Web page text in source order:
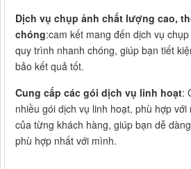
Dịch vụ chụp ảnh chất lượng cao,
chóng:cam kết mang đến dịch vụ
quy trình nhanh chóng, giúp bạn tiết
bảo kết quả tốt.
Cung cấp các gói dịch vụ linh hoạt:
nhiều gói dịch vụ linh hoạt, phù hợp
của từng khách hàng, giúp bạn dễ
phù hợp nhất với mình.